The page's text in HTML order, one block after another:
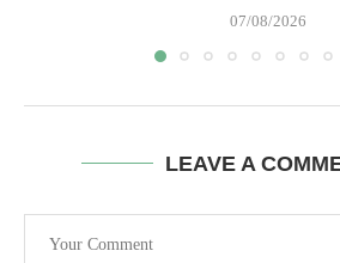
07/08/2026
LEAVE A